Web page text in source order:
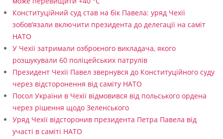
н
л
ю
с
Конституційний суд став на бік Павела: уряд Чехії
зобов’язали включити президента до делегації на саміт
НАТО
У Чехії затримали озброєного викладача, якого
розшукували 60 поліцейських патрулів
Президент Чехії Павел звернувся до Конституційного суду
через відсторонення від саміту НАТО
Посол України в Чехії відмовився від польського ордена
через рішення щодо Зеленського
Уряд Чехії відсторонив президента Петра Павела від
участі в саміті НАТО